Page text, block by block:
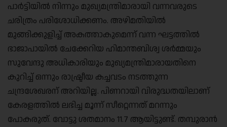
പാർട്ടിയിൽ നിന്നും മുഖ്യമന്ത്രിമാരായി വന്നവരുടെ
ചരിത്രം പരിശോധിക്കണം. അഴിമതിയിൽ
മുങ്ങിക്കുളിച്ച് അകത്താകുമെന്ന് വന്ന ഘട്ടത്തിൽ
ഭാജാപായിൽ ചേക്കേറിയ ഹിമാന്തബിശ്വ ശർമ്മയും
സുവേന്ദു അധികാരിയും മുഖ്യമന്ത്രിമാരായതിനെ
കുറിച്ച് ഒന്നും രാഷ്ട്രീയ കച്ചവടം നടത്തുന്ന
ചന്ദ്രശേഖരന് അറിയില്ല. പിണറായി വിരുദ്ധതയിലാണ്
കേരളത്തിൽ ലഭിച്ച മൂന്ന് സീറ്റെന്നത് മറന്നും
പോകരുത്. വോട്ടു ശതമാനം 11.7 ആയിട്ടുണ്ട്. തമ്പുരാൻ